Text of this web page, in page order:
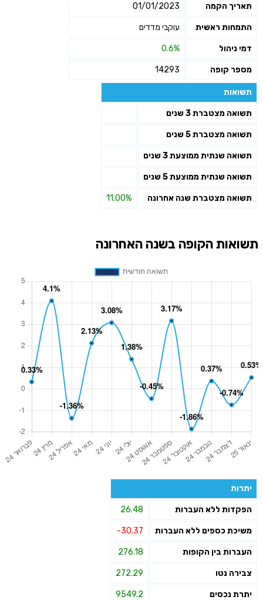
תאריך הקמה 01/01/2023
התמחות ראשית עוקבי מדדים
דמי ניהול 0.6%
מספר קופה 14293
תשואות
תשואה מצטברת 3 שנים
תשואה מצטברת 5 שנים
תשואה שנתית ממוצעת 3 שנים
תשואה שנתית ממוצעת 5 שנים
תשואה מצטברת שנה אחרונה 11.00%
תשואות הקופה בשנה האחרונה
יתרות
הפקדות ללא העברות 26.48
משיכת כספים ללא העברות -30.37
העברות בין הקופות 276.18
צבירה נטו 272.29
יתרת נכסים 9549.2